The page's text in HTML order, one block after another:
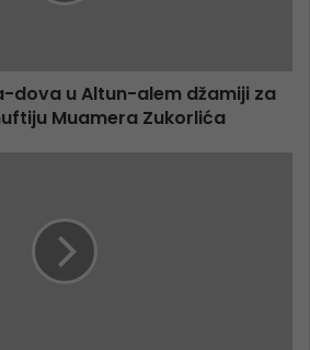
dova u Altun-alem džamiji za
Muamera Zukorlića